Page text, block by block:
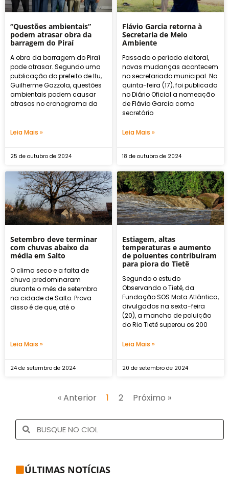
“Questões ambientais”
podem atrasar obra da
barragem do Piraí
A obra da barragem do Piraí
pode atrasar. Segundo uma
publicação do prefeito de Itu,
Guilherme Gazzola, questões
ambientais podem causar
atrasos no cronograma da
Leia Mais »
25 de outubro de 2024
Flávio Garcia retorna à
Secretaria de Meio
Ambiente
Passado o período eleitoral,
novas mudanças acontecem
no secretariado municipal. Na
quinta-feira (17), foi publicada
no Diário Oficial a nomeação
de Flávio Garcia como
secretário
Leia Mais »
18 de outubro de 2024
Setembro deve terminar
com chuvas abaixo da
média em Salto
O clima seco e a falta de
chuva predominaram
durante o mês de setembro
na cidade de Salto. Prova
disso é de que, até o
Leia Mais »
24 de setembro de 2024
Estiagem, altas
temperaturas e aumento
de poluentes contribuíram
para piora do Tietê
Segundo o estudo
Observando o Tietê, da
Fundação SOS Mata Atlântica,
divulgados na sexta-feira
(20), a mancha de poluição
do Rio Tietê superou os 200
Leia Mais »
20 de setembro de 2024
« Anterior 1 2 Próximo »
ÚLTIMAS NOTÍCIAS